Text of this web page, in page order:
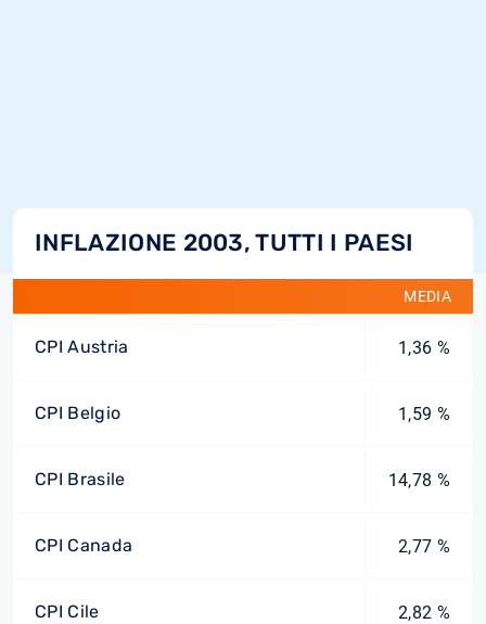
INFLAZIONE 2003, TUTTI I PAESI
MEDIA
CPI Austria 1,36 %
CPI Belgio 1,59 %
CPI Brasile 14,78 %
CPI Canada 2,77 %
CPI Cile 2,82 %